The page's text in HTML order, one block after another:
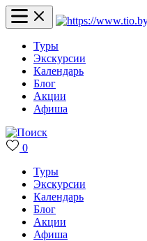
Туры
Экскурсии
Календарь
Блог
Акции
Афиша
0
Туры
Экскурсии
Календарь
Блог
Акции
Афиша